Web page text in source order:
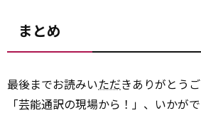
まとめ
最後までお読みいただきありがとう
「芸能通訳の現場から！」、いかが